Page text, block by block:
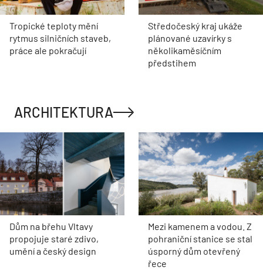
Tropické teploty mění
rytmus silničních staveb,
práce ale pokračují
Středočeský kraj ukáže
plánované uzavírky s
několikaměsíčním
předstihem
ARCHITEKTURA
Dům na břehu Vltavy
propojuje staré zdivo,
umění a český design
Mezi kamenem a vodou. Z
pohraniční stanice se stal
úsporný dům otevřený
řece